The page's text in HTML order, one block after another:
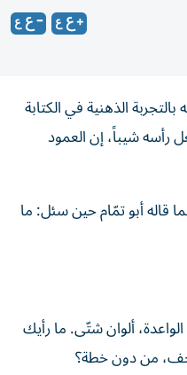
الذهنية في الكتابة
رأسه شيباً، إن العمود
قاله أبو تمّام حين سئل: ما
الواعدة، ألوان شتّى. ما رأيك
من دون خطة؟